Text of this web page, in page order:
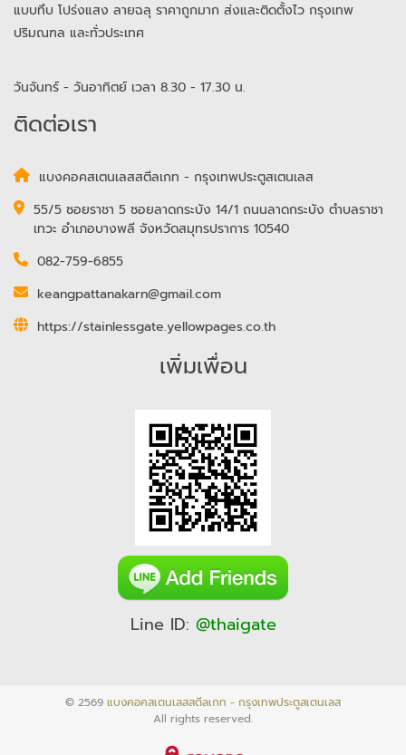
แบบทึบ โปร่งแสง ลายฉลุ ราคาถูกมาก ส่งและติดตั้งไว กรุงเทพ
ปริมณฑล และทั่วประเทศ
วันจันทร์ - วันอาทิตย์ เวลา 8.30 - 17.30 น.
ติดต่อเรา
แบงคอคสเตนเลสสตีลเกท - กรุงเทพประตูสเตนเลส
55/5 ซอยราชา 5 ซอยลาดกระบัง 14/1 ถนนลาดกระบัง ตำบลราชา
เทวะ อำเภอบางพลี จังหวัดสมุทรปราการ 10540
082-759-6855
keangpattanakarn@gmail.com
https://stainlessgate.yellowpages.co.th
เพิ่มเพื่อน
Line ID: @thaigate
© 2569 แบงคอคสเตนเลสสตีลเกท - กรุงเทพประตูสเตนเลส
All rights reserved.